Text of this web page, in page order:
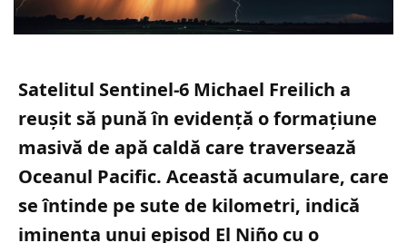
Satelitul Sentinel-6 Michael Freilich a
reușit să pună în evidență o formațiune
masivă de apă caldă care traversează
Oceanul Pacific. Această acumulare, care
se întinde pe sute de kilometri, indică
iminența unui episod El Niño cu o